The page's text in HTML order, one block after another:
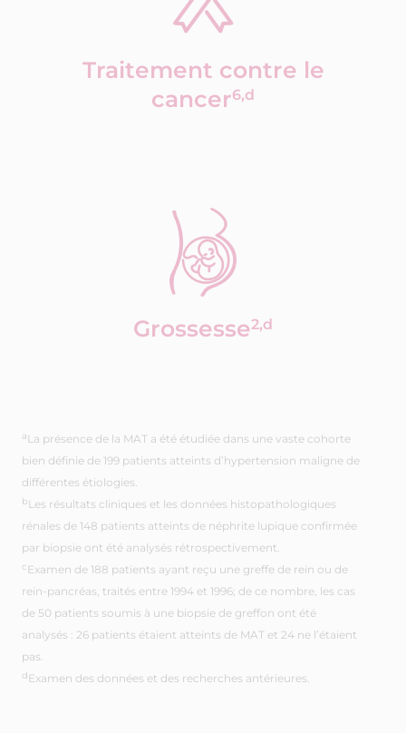
aLa présence de la MAT a été étudiée dans une vaste cohorte
bien définie de 199 patients atteints d’hypertension maligne de
différentes étiologies.
bLes résultats cliniques et les données histopathologiques
rénales de 148 patients atteints de néphrite lupique confirmée
par biopsie ont été analysés rétrospectivement.
cExamen de 188 patients ayant reçu une greffe de rein ou de
rein-pancréas, traités entre 1994 et 1996; de ce nombre, les cas
de 50 patients soumis à une biopsie de greffon ont été
analysés : 26 patients étaient atteints de MAT et 24 ne l’étaient
pas.
dExamen des données et des recherches antérieures.